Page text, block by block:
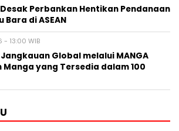
Perbankan Hentikan Pendanaan
di ASEAN
13:00 WIB
Global melalui MANGA
Manga yang Tersedia dalam 100